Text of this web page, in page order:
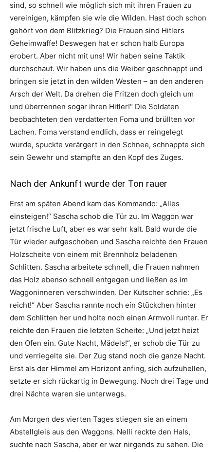
sind, so schnell wie möglich sich mit ihren Frauen zu
vereinigen, kämpfen sie wie die Wilden. Hast doch schon
gehört von dem Blitzkrieg? Die Frauen sind Hitlers
Geheimwaffe! Deswegen hat er schon halb Europa
erobert. Aber nicht mit uns! Wir haben seine Taktik
durchschaut. Wir haben uns die Weiber geschnappt und
bringen sie jetzt in den wilden Westen – an den anderen
Arsch der Welt. Da drehen die Fritzen doch gleich um
und überrennen sogar ihren Hitler!“ Die Soldaten
beobachteten den verdatterten Foma und brüllten vor
Lachen. Foma verstand endlich, dass er reingelegt
wurde, spuckte verärgert in den Schnee, schnappte sich
sein Gewehr und stampfte an den Kopf des Zuges.
Nach der Ankunft wurde der Ton rauer
Erst am späten Abend kam das Kommando: „Alles
einsteigen!“ Sascha schob die Tür zu. Im Waggon war
jetzt frische Luft, aber es war sehr kalt. Bald wurde die
Tür wieder aufgeschoben und Sascha reichte den Frauen
Holzscheite von einem mit Brennholz beladenen
Schlitten. Sascha arbeitete schnell, die Frauen nahmen
das Holz ebenso schnell entgegen und ließen es im
Waggoninneren verschwinden. Der Kutscher schrie: „Es
reicht!“ Aber Sascha rannte noch ein Stückchen hinter
dem Schlitten her und holte noch einen Armvoll runter. Er
reichte den Frauen die letzten Scheite: „Und jetzt heizt
den Ofen ein. Gute Nacht, Mädels!“, er schob die Tür zu
und verriegelte sie. Der Zug stand noch die ganze Nacht.
Erst als der Himmel am Horizont anfing, sich aufzuhellen,
setzte er sich rückartig in Bewegung. Noch drei Tage und
drei Nächte waren sie unterwegs.
Am Morgen des vierten Tages stiegen sie an einem
Abstellgleis aus den Waggons. Nelli reckte den Hals,
suchte nach Sascha, aber er war nirgends zu sehen. Die